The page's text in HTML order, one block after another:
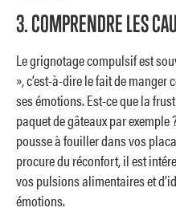
3. COMPRENDRE LES
Le grignotage compulsif est
», c’est-à-dire le fait de
ses émotions. Est-ce que la
paquet de gâteaux par
pousse à fouiller dans vos
procure du réconfort, il est
vos pulsions alimentaires et
émotions.